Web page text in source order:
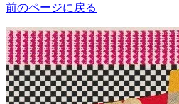
前のページに戻る